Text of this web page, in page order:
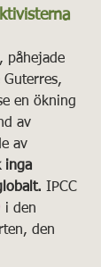
påhejade
Guterres,
en ökning
av
av
inga
IPCC
i den
den